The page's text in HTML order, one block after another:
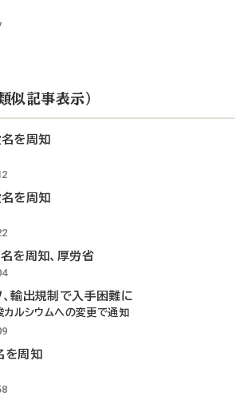
似記事表示）
を周知
を周知
を周知、厚労省
、輸出規制で入手困難に
カルシウムへの変更で通知
を周知